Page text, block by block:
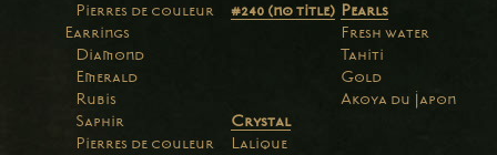
Pierres de couleur
Earrings
Diamond
Emerald
Rubis
Saphir
Pierres de couleur
#240 (no title) Pearls
Fresh water
Tahiti
Gold
Akoya du Japon
Crystal
Lalique